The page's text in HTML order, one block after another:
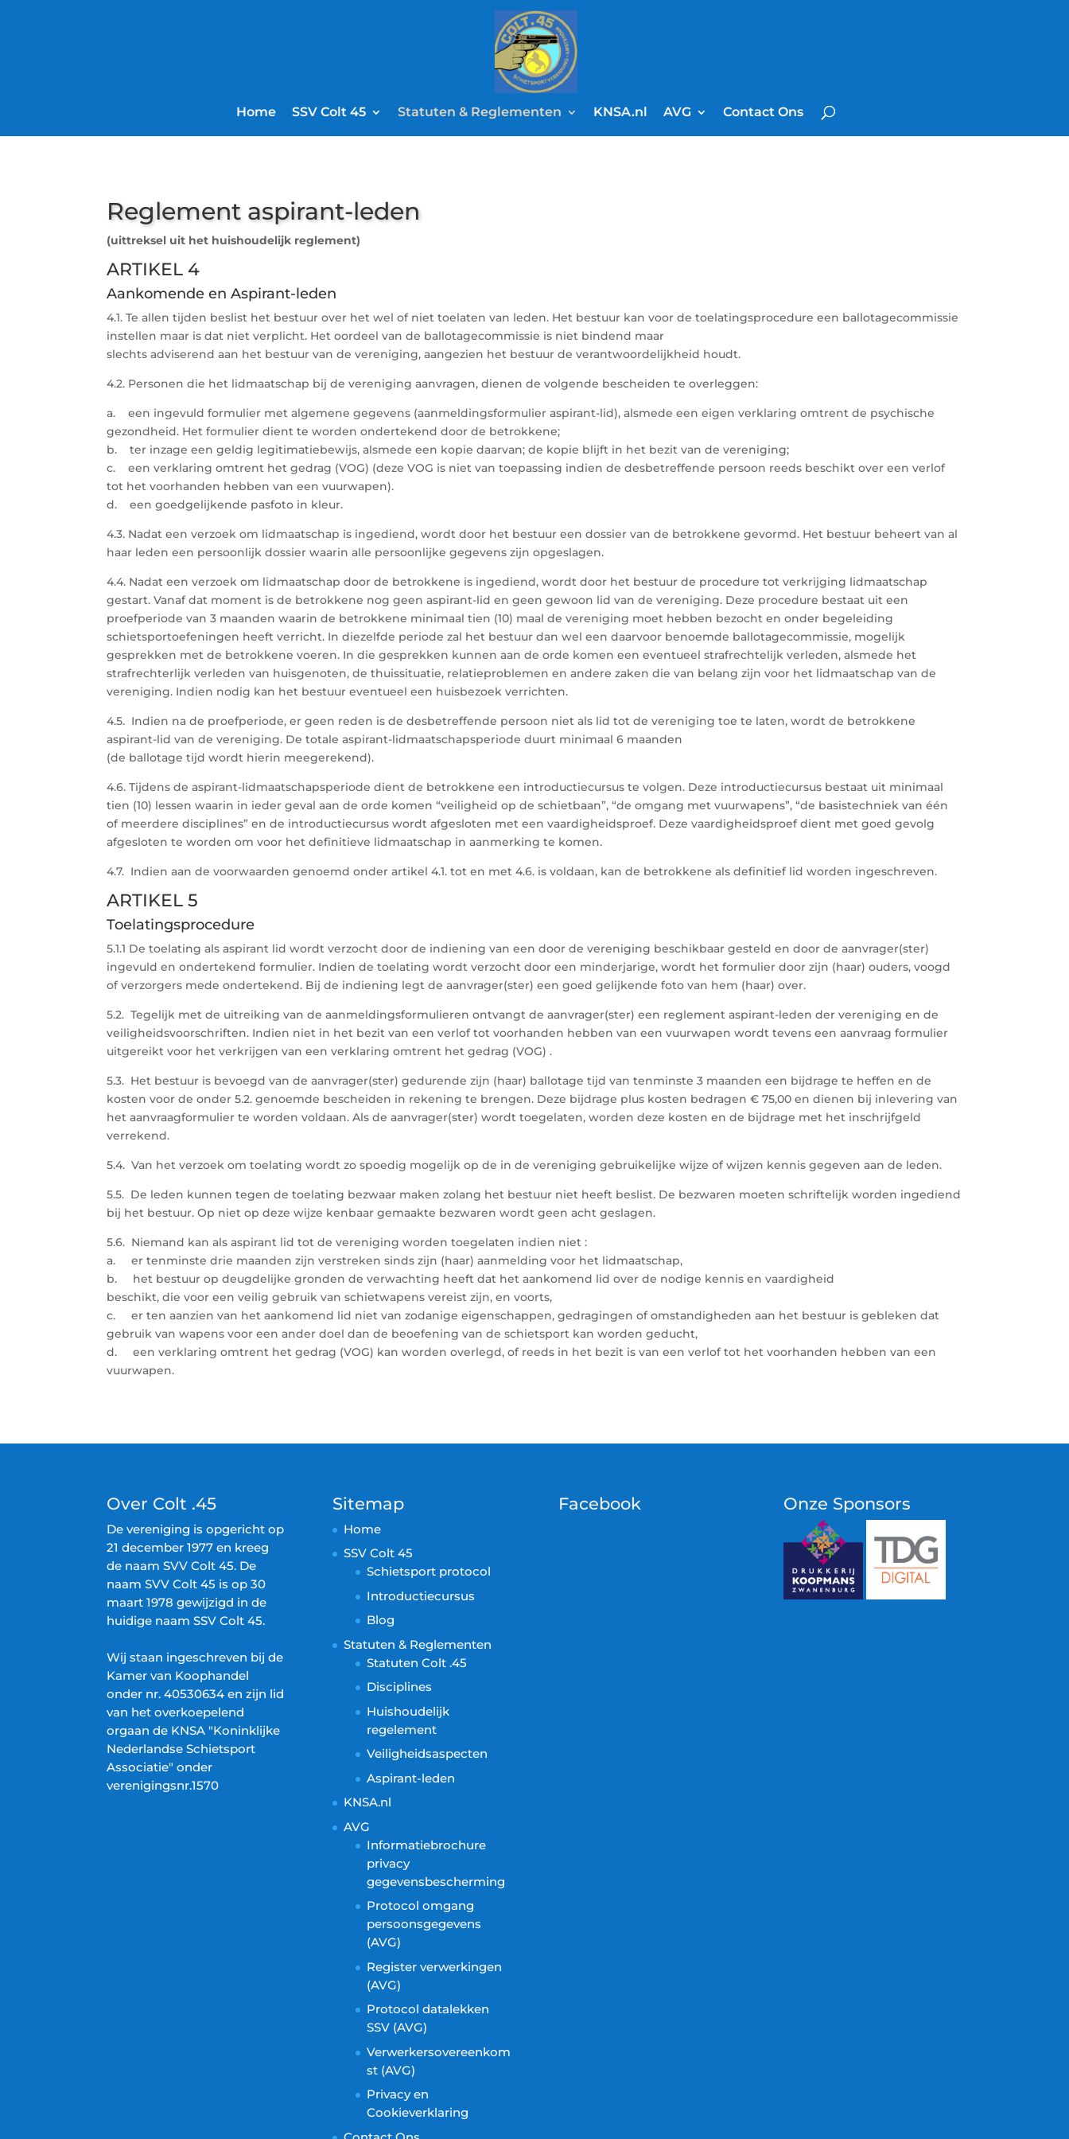
Home SSV Colt 45 Statuten & Reglementen KNSA.nl AVG Contact Ons
Reglement aspirant-leden
(uittreksel uit het huishoudelijk reglement)
ARTIKEL 4
Aankomende en Aspirant-leden
4.1. Te allen tijden beslist het bestuur over het wel of niet toelaten van leden. Het bestuur kan voor de toelatingsprocedure een ballotagecommissie
instellen maar is dat niet verplicht. Het oordeel van de ballotagecommissie is niet bindend maar
slechts adviserend aan het bestuur van de vereniging, aangezien het bestuur de verantwoordelijkheid houdt.
4.2. Personen die het lidmaatschap bij de vereniging aanvragen, dienen de volgende bescheiden te overleggen:
a. een ingevuld formulier met algemene gegevens (aanmeldingsformulier aspirant-lid), alsmede een eigen verklaring omtrent de psychische
gezondheid. Het formulier dient te worden ondertekend door de betrokkene;
b. ter inzage een geldig legitimatiebewijs, alsmede een kopie daarvan; de kopie blijft in het bezit van de vereniging;
c. een verklaring omtrent het gedrag (VOG) (deze VOG is niet van toepassing indien de desbetreffende persoon reeds beschikt over een verlof
tot het voorhanden hebben van een vuurwapen).
d. een goedgelijkende pasfoto in kleur.
4.3. Nadat een verzoek om lidmaatschap is ingediend, wordt door het bestuur een dossier van de betrokkene gevormd. Het bestuur beheert van al
haar leden een persoonlijk dossier waarin alle persoonlijke gegevens zijn opgeslagen.
4.4. Nadat een verzoek om lidmaatschap door de betrokkene is ingediend, wordt door het bestuur de procedure tot verkrijging lidmaatschap
gestart. Vanaf dat moment is de betrokkene nog geen aspirant-lid en geen gewoon lid van de vereniging. Deze procedure bestaat uit een
proefperiode van 3 maanden waarin de betrokkene minimaal tien (10) maal de vereniging moet hebben bezocht en onder begeleiding
schietsportoefeningen heeft verricht. In diezelfde periode zal het bestuur dan wel een daarvoor benoemde ballotagecommissie, mogelijk
gesprekken met de betrokkene voeren. In die gesprekken kunnen aan de orde komen een eventueel strafrechtelijk verleden, alsmede het
strafrechterlijk verleden van huisgenoten, de thuissituatie, relatieproblemen en andere zaken die van belang zijn voor het lidmaatschap van de
vereniging. Indien nodig kan het bestuur eventueel een huisbezoek verrichten.
4.5. Indien na de proefperiode, er geen reden is de desbetreffende persoon niet als lid tot de vereniging toe te laten, wordt de betrokkene
aspirant-lid van de vereniging. De totale aspirant-lidmaatschapsperiode duurt minimaal 6 maanden
(de ballotage tijd wordt hierin meegerekend).
4.6. Tijdens de aspirant-lidmaatschapsperiode dient de betrokkene een introductiecursus te volgen. Deze introductiecursus bestaat uit minimaal
tien (10) lessen waarin in ieder geval aan de orde komen “veiligheid op de schietbaan”, “de omgang met vuurwapens”, “de basistechniek van één
of meerdere disciplines” en de introductiecursus wordt afgesloten met een vaardigheidsproef. Deze vaardigheidsproef dient met goed gevolg
afgesloten te worden om voor het definitieve lidmaatschap in aanmerking te komen.
4.7. Indien aan de voorwaarden genoemd onder artikel 4.1. tot en met 4.6. is voldaan, kan de betrokkene als definitief lid worden ingeschreven.
ARTIKEL 5
Toelatingsprocedure
5.1.1 De toelating als aspirant lid wordt verzocht door de indiening van een door de vereniging beschikbaar gesteld en door de aanvrager(ster)
ingevuld en ondertekend formulier. Indien de toelating wordt verzocht door een minderjarige, wordt het formulier door zijn (haar) ouders, voogd
of verzorgers mede ondertekend. Bij de indiening legt de aanvrager(ster) een goed gelijkende foto van hem (haar) over.
5.2. Tegelijk met de uitreiking van de aanmeldingsformulieren ontvangt de aanvrager(ster) een reglement aspirant-leden der vereniging en de
veiligheidsvoorschriften. Indien niet in het bezit van een verlof tot voorhanden hebben van een vuurwapen wordt tevens een aanvraag formulier
uitgereikt voor het verkrijgen van een verklaring omtrent het gedrag (VOG) .
5.3. Het bestuur is bevoegd van de aanvrager(ster) gedurende zijn (haar) ballotage tijd van tenminste 3 maanden een bijdrage te heffen en de
kosten voor de onder 5.2. genoemde bescheiden in rekening te brengen. Deze bijdrage plus kosten bedragen € 75,00 en dienen bij inlevering van
het aanvraagformulier te worden voldaan. Als de aanvrager(ster) wordt toegelaten, worden deze kosten en de bijdrage met het inschrijfgeld
verrekend.
5.4. Van het verzoek om toelating wordt zo spoedig mogelijk op de in de vereniging gebruikelijke wijze of wijzen kennis gegeven aan de leden.
5.5. De leden kunnen tegen de toelating bezwaar maken zolang het bestuur niet heeft beslist. De bezwaren moeten schriftelijk worden ingediend
bij het bestuur. Op niet op deze wijze kenbaar gemaakte bezwaren wordt geen acht geslagen.
5.6. Niemand kan als aspirant lid tot de vereniging worden toegelaten indien niet :
a. er tenminste drie maanden zijn verstreken sinds zijn (haar) aanmelding voor het lidmaatschap,
b. het bestuur op deugdelijke gronden de verwachting heeft dat het aankomend lid over de nodige kennis en vaardigheid
beschikt, die voor een veilig gebruik van schietwapens vereist zijn, en voorts,
c. er ten aanzien van het aankomend lid niet van zodanige eigenschappen, gedragingen of omstandigheden aan het bestuur is gebleken dat
gebruik van wapens voor een ander doel dan de beoefening van de schietsport kan worden geducht,
d. een verklaring omtrent het gedrag (VOG) kan worden overlegd, of reeds in het bezit is van een verlof tot het voorhanden hebben van een
vuurwapen.
Over Colt .45
De vereniging is opgericht op
21 december 1977 en kreeg
de naam SVV Colt 45. De
naam SVV Colt 45 is op 30
maart 1978 gewijzigd in de
huidige naam SSV Colt 45.
Wij staan ingeschreven bij de
Kamer van Koophandel
onder nr. 40530634 en zijn lid
van het overkoepelend
orgaan de KNSA "Koninklijke
Nederlandse Schietsport
Associatie" onder
verenigingsnr.1570
Sitemap
Home
SSV Colt 45
Schietsport protocol
Introductiecursus
Blog
Statuten & Reglementen
Statuten Colt .45
Disciplines
Huishoudelijk
regelement
Veiligheidsaspecten
Aspirant-leden
KNSA.nl
AVG
Informatiebrochure
privacy
gegevensbescherming
Protocol omgang
persoonsgegevens
(AVG)
Register verwerkingen
(AVG)
Protocol datalekken
SSV (AVG)
Verwerkersovereenkom
st (AVG)
Privacy en
Cookieverklaring
Facebook Onze Sponsors